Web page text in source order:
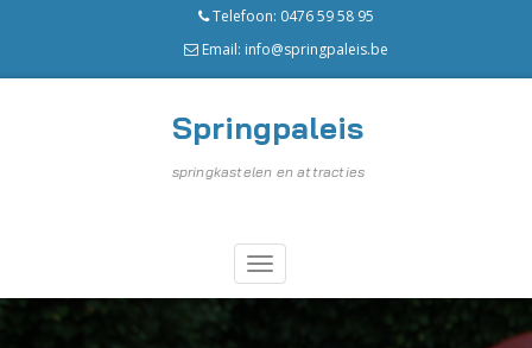
Telefoon: 0476 59 58 95
Email: info@springpaleis.be
Springpaleis
springkastelen en attracties